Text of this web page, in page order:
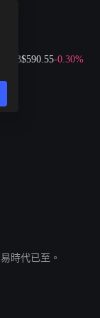
$590.55 -0.30%
時代已至。